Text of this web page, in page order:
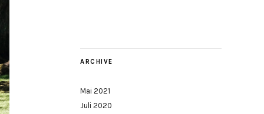
ARCHIVE
Mai 2021
Juli 2020